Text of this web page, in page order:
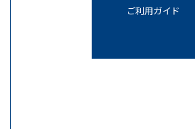
ご利用ガイド